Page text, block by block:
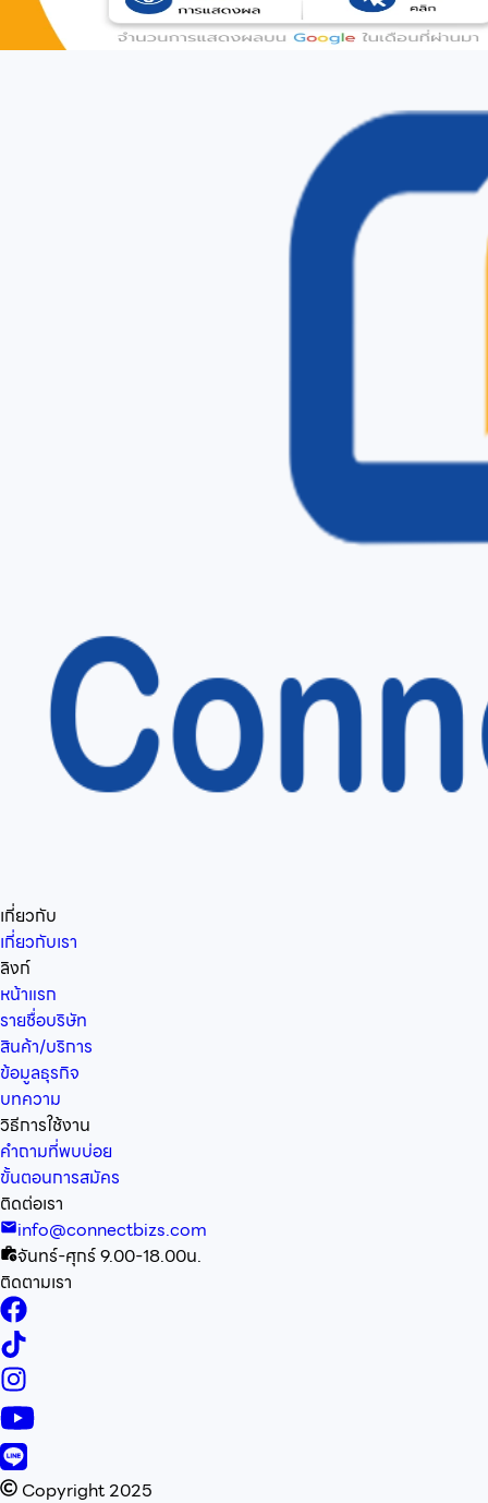
เกี่ยวกับ
เกี่ยวกับเรา
ลิงก์
หน้าแรก
รายชื่อบริษัท
สินค้า/บริการ
ข้อมูลธุรกิจ
บทความ
วิธีการใช้งาน
คำถามที่พบบ่อย
ขั้นตอนการสมัคร
ติดต่อเรา
info@connectbizs.com
จันทร์-ศุกร์ 9.00-18.00น.
ติดตามเรา
Copyright 2025